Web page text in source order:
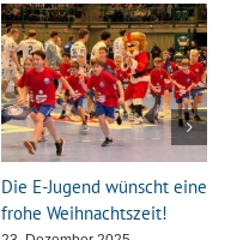
Die E-Jugend wünscht eine
frohe Weihnachtszeit!